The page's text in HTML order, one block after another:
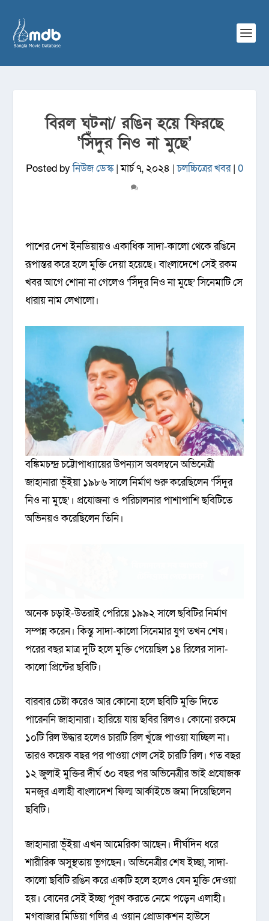
বিরল ঘটনা/ রঙিন হয়ে ফিরছে
‘সিঁদুর নিও না মুছে’
Posted byনিউজ ডেস্ক|মার্চ ৭, ২০২৪ |চলচ্চিত্রের খবর| 0
পাশের দেশ ইনডিয়ায়ও একাধিক সাদা-কালো থেকে রঙিনে
রূপান্তর করে হলে মুক্তি দেয়া হয়েছে। বাংলাদেশে সেই রকম
খবর আগে শোনা না গেলেও ‘সিঁদুর নিও না মুছে’ সিনেমাটি সে
ধারায় নাম লেখালো।
বঙ্কিমচন্দ্র চট্টোপাধ্যায়ের উপন্যাস অবলম্বনে অভিনেত্রী
জাহানারা ভূঁইয়া ১৯৮৬ সালে নির্মাণ শুরু করেছিলেন ‘সিঁদুর
নিও না মুছে’। প্রযোজনা ও পরিচালনার পাশাপাশি ছবিটিতে
অভিনয়ও করেছিলেন তিনি।
অনেক চড়াই-উতরাই পেরিয়ে ১৯৯২ সালে ছবিটির নির্মাণ
সম্পন্ন করেন। কিন্তু সাদা-কালো সিনেমার যুগ তখন শেষ।
পরের বছর মাত্র দুটি হলে মুক্তি পেয়েছিল ১৪ রিলের সাদা-
কালো প্রিন্টের ছবিটি।
বারবার চেষ্টা করেও আর কোনো হলে ছবিটি মুক্তি দিতে
পারেননি জাহানারা। হারিয়ে যায় ছবির রিলও। কোনো রকমে
১০টি রিল উদ্ধার হলেও চারটি রিল খুঁজে পাওয়া যাচ্ছিল না।
তারও কয়েক বছর পর পাওয়া গেল সেই চারটি রিল। গত বছর
১২ জুলাই মুক্তির দীর্ঘ ৩০ বছর পর অভিনেত্রীর ভাই প্রযোজক
মনজুর এলাহী বাংলাদেশ ফিল্ম আর্কাইভে জমা দিয়েছিলেন
ছবিটি।
জাহানারা ভূঁইয়া এখন আমেরিকা আছেন। দীর্ঘদিন ধরে
শারীরিক অসুস্থতায় ভুগছেন। অভিনেত্রীর শেষ ইচ্ছা, সাদা-
কালো ছবিটি রঙিন করে একটি হলে হলেও যেন মুক্তি দেওয়া
হয়। বোনের সেই ইচ্ছা পূরণ করতে নেমে পড়েন এলাহী।
মগবাজার মিডিয়া গলির এ ওয়ান প্রোডাকশন হাউসে